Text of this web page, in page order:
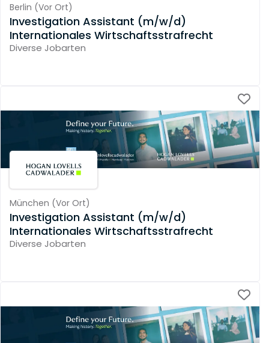
Berlin (Vor Ort)
Investigation Assistant (m/w/d)
Internationales Wirtschaftsstrafrecht
Diverse Jobarten
München (Vor Ort)
Investigation Assistant (m/w/d)
Internationales Wirtschaftsstrafrecht
Diverse Jobarten